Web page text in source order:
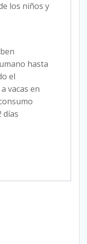
los niños y
hasta
el
vacas en
días